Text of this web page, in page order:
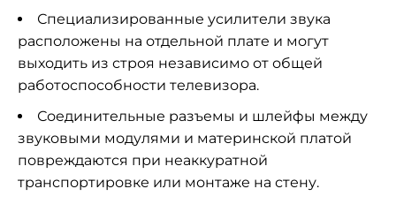
Специализированные усилители звука
расположены на отдельной плате и могут
выходить из строя независимо от общей
работоспособности телевизора.
Соединительные разъемы и шлейфы между
звуковыми модулями и материнской платой
повреждаются при неаккуратной
транспортировке или монтаже на стену.